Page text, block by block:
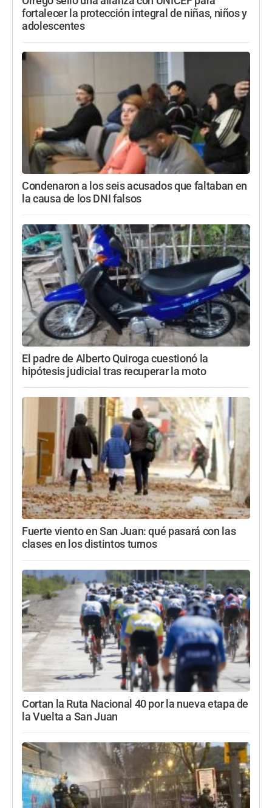
fortalecer la protección integral de niñas, niños y
adolescentes
Condenaron a los seis acusados que faltaban en
la causa de los DNI falsos
El padre de Alberto Quiroga cuestionó la
hipótesis judicial tras recuperar la moto
Fuerte viento en San Juan: qué pasará con las
clases en los distintos turnos
Cortan la Ruta Nacional 40 por la nueva etapa de
la Vuelta a San Juan